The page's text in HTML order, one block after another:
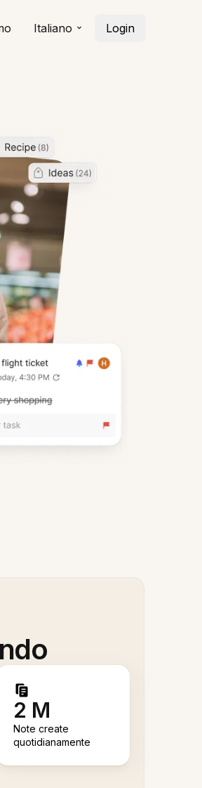
Italiano Login
2 M
Note create
quotidianamente